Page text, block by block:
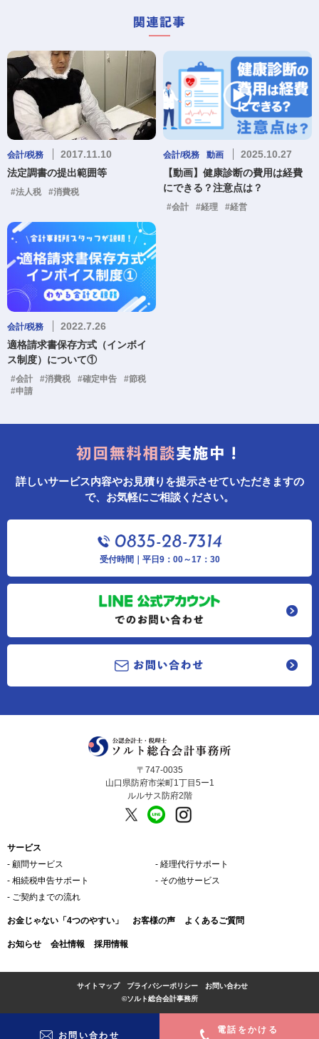
会計/税務
2017.11.10
法定調書の提出範囲等
#法人税 #消費税
会計/税務 動画
2025.10.27
【動画】健康診断の費用は経費
にできる？注意点は？
#会計 #経理 #経営
会計/税務
2022.7.26
適格請求書保存方式（インボイ
ス制度）について①
#会計 #消費税 #確定申告
#節税
#申請
詳しいサービス内容やお見積りを提示させていただきますの
で、お気軽にご相談ください。
受付時間｜平日9：00～17：30
〒747-0035
山口県防府市栄町1丁目5ー1
ルルサス防府2階
サービス
‐ 顧問サービス
‐ 経理代行サポート
‐ 相続税申告サポート
‐ その他サービス
‐ ご契約までの流れ
お金じゃない「4つのやすい」 お客様の声 よくあるご質問
お知らせ 会社情報 採用情報
サイトマップ プライバシーポリシー
お問い合わせ
©ソルト総合会計事務所
お問い合わせ
電話をかける